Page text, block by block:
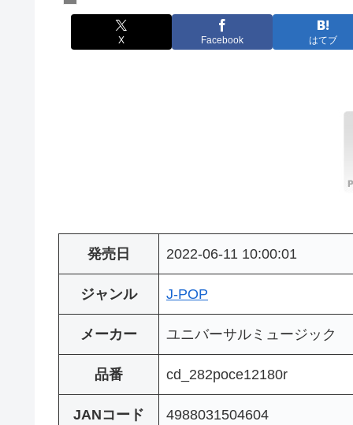
X Facebook はてブ
発売日 2022-06-11 10:00:01
ジャンル J-POP
メーカー ユニバーサルミュージック
品番 cd_282poce12180r
JANコード 4988031504604